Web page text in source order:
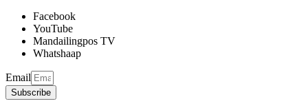
Facebook
YouTube
Mandailingpos TV
Whatshaap
Email
Subscribe